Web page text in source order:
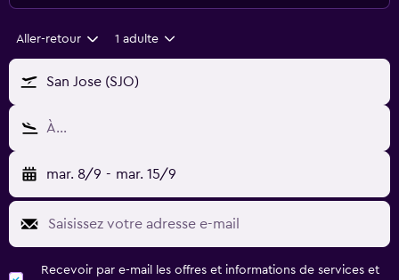
Aller-retour 1 adulte
San Jose (SJO)
À…
mar. 8/9 - mar. 15/9
Recevoir par e-mail les offres et informations de services et